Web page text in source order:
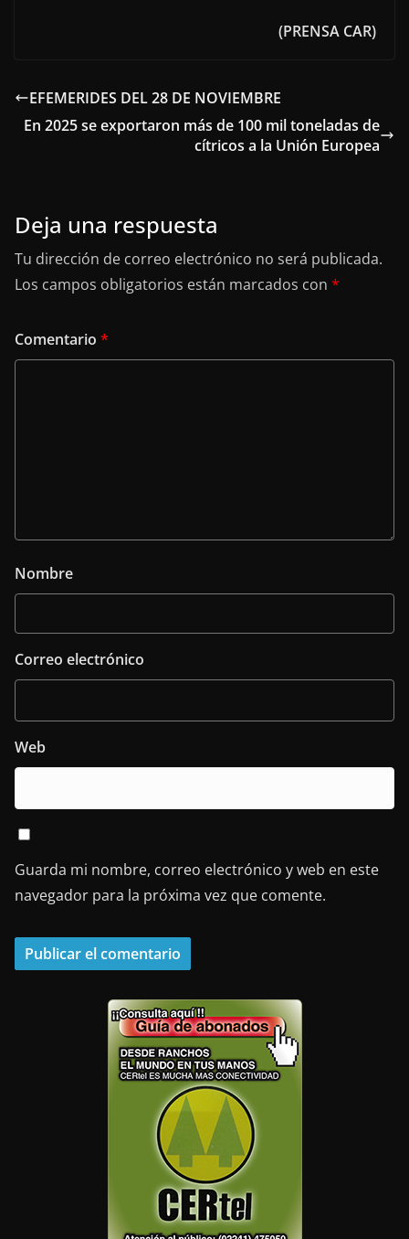
(PRENSA CAR)
EFEMERIDES DEL 28 DE NOVIEMBRE
En 2025 se exportaron más de 100 mil toneladas de
cítricos a la Unión Europea
Deja una respuesta
Tu dirección de correo electrónico no será publicada.
Los campos obligatorios están marcados con *
Comentario *
Nombre
Correo electrónico
Web
Guarda mi nombre, correo electrónico y web en este
navegador para la próxima vez que comente.